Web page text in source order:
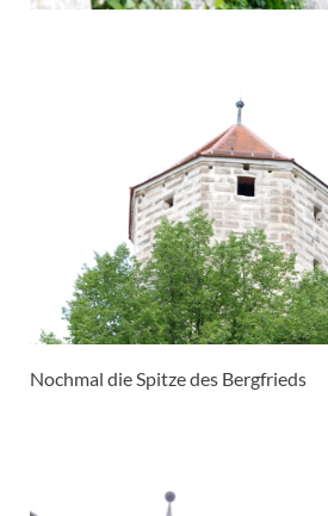
Nochmal die Spitze des Bergfrieds